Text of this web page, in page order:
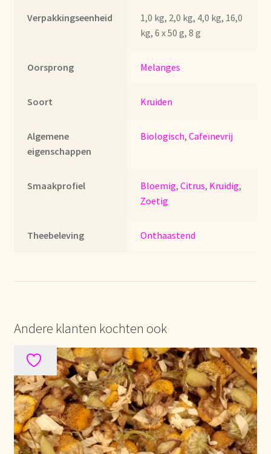
Lebensmittelsicherheit
Meertaligheid
Mijn account
Multilinguisme
Multilingüismo.
Newsletter
Newsletter
Verpakkingseenheid
1,0 kg, 2,0 kg, 4,0 kg, 16,0
kg, 6 x 50 g, 8 g
Oorsprong Melanges
Soort Kruiden
Algemene
eigenschappen
Biologisch,Cafeïnevrij
Smaakprofiel Bloemig,Citrus, Kruidig,
Zoetig
Theebeleving Onthaastend
Andere klanten kochten ook